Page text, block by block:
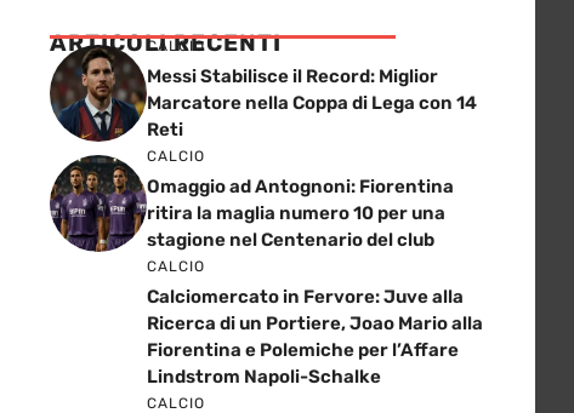
ARTICOLI RECENTI
CALCIO
Messi Stabilisce il Record: Miglior
Marcatore nella Coppa di Lega con 14
Reti
CALCIO
Omaggio ad Antognoni: Fiorentina
ritira la maglia numero 10 per una
stagione nel Centenario del club
CALCIO
Calciomercato in Fervore: Juve alla
Ricerca di un Portiere, Joao Mario alla
Fiorentina e Polemiche per l’Affare
Lindstrom Napoli-Schalke
CALCIO